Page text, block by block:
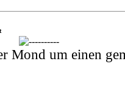
Mond um einen